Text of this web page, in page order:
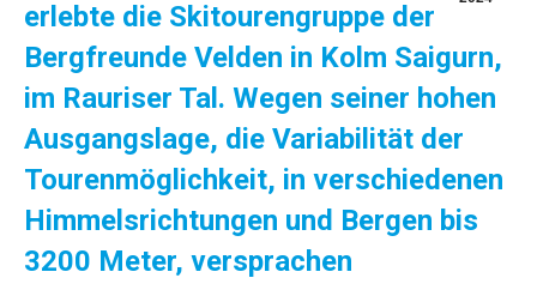
erlebte die Skitourengruppe der
Bergfreunde Velden in Kolm Saigurn,
im Rauriser Tal. Wegen seiner hohen
Ausgangslage, die Variabilität der
Tourenmöglichkeit, in verschiedenen
Himmelsrichtungen und Bergen bis
3200 Meter, versprachen